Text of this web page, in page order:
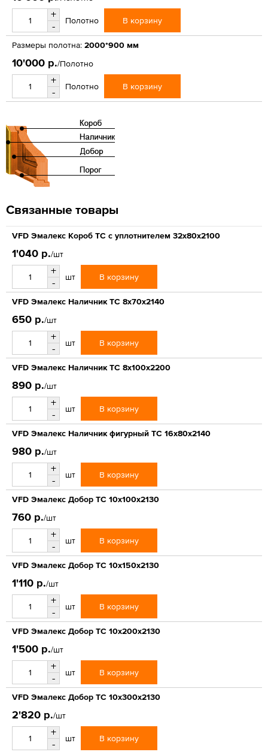
+
-
Полотно В корзину
Размеры полотна: 2000*900 мм
10'000 р./Полотно
+
-
Полотно В корзину
Связанные товары
VFD Эмалекс Короб ТС с уплотнителем 32x80x2100
1'040 р./шт
+
-
шт В корзину
VFD Эмалекс Наличник ТС 8x70x2140
650 р./шт
+
-
шт В корзину
VFD Эмалекс Наличник ТС 8x100x2200
890 р./шт
+
-
шт В корзину
VFD Эмалекс Наличник фигурный ТС 16x80x2140
980 р./шт
+
-
шт В корзину
VFD Эмалекс Добор ТС 10x100x2130
760 р./шт
+
-
шт В корзину
VFD Эмалекс Добор ТС 10x150x2130
1'110 р./шт
+
-
шт В корзину
VFD Эмалекс Добор ТС 10x200x2130
1'500 р./шт
+
-
шт В корзину
VFD Эмалекс Добор ТС 10x300x2130
2'820 р./шт
+
-
шт В корзину